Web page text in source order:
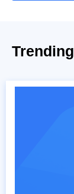
Trending